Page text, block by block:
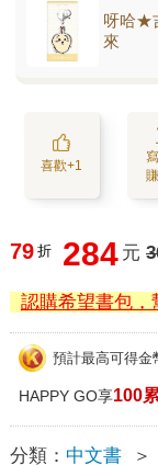
呀哈★
來
喜歡+1
79 折 284 元
認購希望書包，
預計最高可得金
HAPPY GO享100
分類： 中文書 ＞